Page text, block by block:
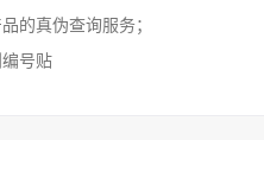
的真伪查询服务；
号贴